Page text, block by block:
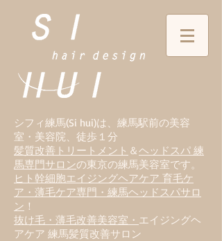
シフィ練馬(Si hui)は、 練馬駅前の美容
室・美容院、徒歩１分
髪質改善トリートメント ＆ヘッドスパ 練
馬専門サロンの東京の練馬美容室です。
ヒト幹細胞エイジングヘアケア 育毛ケ
ア・薄毛ケア専門・練馬ヘッドスパサロ
ン ！
抜け毛・薄毛改善美容室・ エイジングヘ
アケア 練馬髪質改善サロン